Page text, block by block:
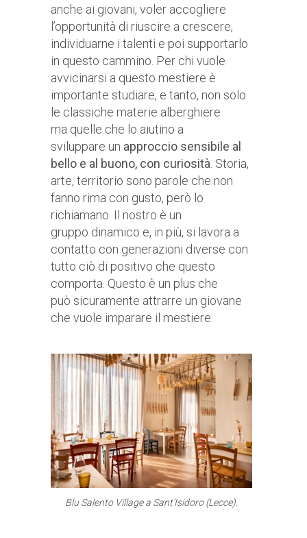
anche ai giovani, voler accogliere
l’opportunità di riuscire a crescere,
individuarne i talenti e poi supportarlo
in questo cammino. Per chi vuole
avvicinarsi a questo mestiere è
importante studiare, e tanto, non solo
le classiche materie alberghiere
ma quelle che lo aiutino a
sviluppare un approccio sensibile al
bello e al buono, con curiosità . Storia,
arte, territorio sono parole che non
fanno rima con gusto, però lo
richiamano. Il nostro è un
gruppo dinamico e, in più, si lavora a
contatto con generazioni diverse con
tutto ciò di positivo che questo
comporta. Questo è un plus che
può sicuramente attrarre un giovane
che vuole imparare il mestiere.
Blu Salento Village a Sant’Isidoro (Lecce).